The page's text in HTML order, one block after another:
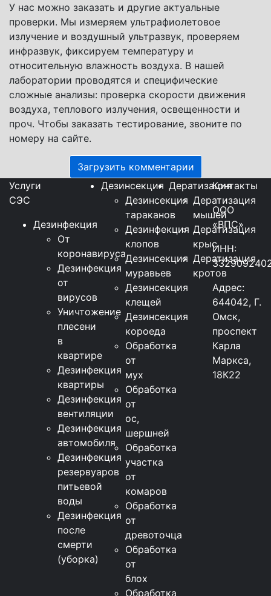
У нас можно заказать и другие актуальные
проверки. Мы измеряем ультрафиолетовое
излучение и воздушный ультразвук, проверяем
инфразвук, фиксируем температуру и
относительную влажность воздуха. В нашей
лаборатории проводятся и специфические
сложные анализы: проверка скорости движения
воздуха, теплового излучения, освещенности и
проч. Чтобы заказать тестирование, звоните по
номеру на сайте.
Загрузить комментарии
Услуги
СЭС
Дезинфекция
От
коронавируса
Дезинфекция
от
вирусов
Уничтожение
плесени
в
квартире
Дезинфекция
квартиры
Дезинфекция
вентиляции
Дезинфекция
автомобиля
Дезинфекция
резервуаров
питьевой
воды
Дезинфекция
после
смерти
(уборка)
Дезинсекция
Дезинсекция
тараканов
Дезинфекция
клопов
Дезинсекция
муравьев
Дезинсекция
клещей
Дезинсекция
короеда
Обработка
от
мух
Обработка
от
ос,
шершней
Обработка
участка
от
комаров
Обработка
от
древоточца
Обработка
от
блох
Обработка
Дератизация
Дератизация
мышей
Дератизация
крыс
Дератизация
кротов
Контакты
ООО
«ВПС»
ИНН:
Адрес:
644042, Г.
Омск,
проспект
Карла
Маркса,
18К22